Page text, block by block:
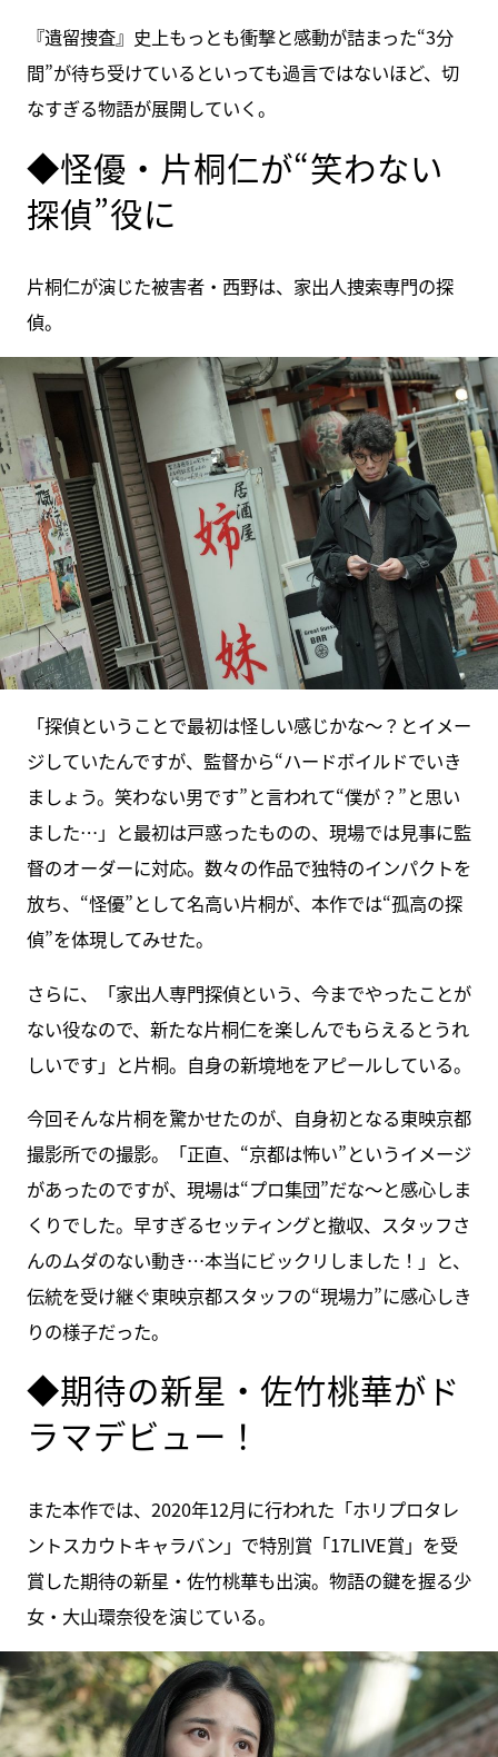
『遺留捜査』史上もっとも衝撃と感動が詰まった“3分
間”が待ち受けているといっても過言ではないほど、切
なすぎる物語が展開していく。
◆怪優・片桐仁が“笑わない
探偵”役に
片桐仁が演じた被害者・西野は、家出人捜索専門の探
偵。
「探偵ということで最初は怪しい感じかな〜？とイメー
ジしていたんですが、監督から“ハードボイルドでいき
ましょう。笑わない男です”と言われて“僕が？”と思い
ました…」と最初は戸惑ったものの、現場では見事に監
督のオーダーに対応。数々の作品で独特のインパクトを
放ち、“怪優”として名高い片桐が、本作では“孤高の探
偵”を体現してみせた。
さらに、「家出人専門探偵という、今までやったことが
ない役なので、新たな片桐仁を楽しんでもらえるとうれ
しいです」と片桐。自身の新境地をアピールしている。
今回そんな片桐を驚かせたのが、自身初となる東映京都
撮影所での撮影。「正直、“京都は怖い”というイメージ
があったのですが、現場は“プロ集団”だな〜と感心しま
くりでした。早すぎるセッティングと撤収、スタッフさ
んのムダのない動き…本当にビックリしました！」と、
伝統を受け継ぐ東映京都スタッフの“現場力”に感心しき
りの様子だった。
◆期待の新星・佐竹桃華がド
ラマデビュー！
また本作では、2020年12月に行われた「ホリプロタレ
ントスカウトキャラバン」で特別賞「17LIVE賞」を受
賞した期待の新星・佐竹桃華も出演。物語の鍵を握る少
女・大山環奈役を演じている。